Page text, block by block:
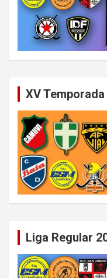
XV
Liga Regular